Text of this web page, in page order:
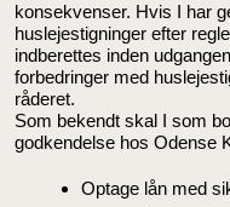
konsekvenser. Hvis I har
huslejestigninger efter
indberettes inden
forbedringer med
råderet.
Som bekendt skal I som
godkendelse hos Odense
Optage lån med